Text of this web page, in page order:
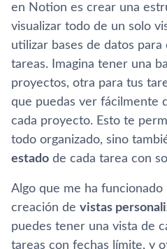
en Notion es crear una
visualizar todo de un solo
utilizar bases de datos
tareas. Imagina tener una
proyectos, otra para tus
que puedas ver fácilmente
cada proyecto. Esto te
todo organizado, sino
estado de cada tarea con
Algo que me ha funcionado
creación de vistas
puedes tener una vista de
tareas con fechas límite, y